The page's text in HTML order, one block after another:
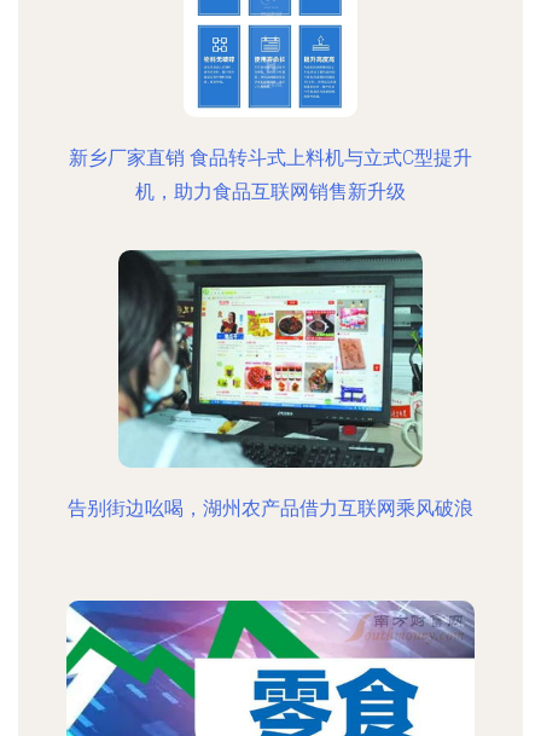
新乡厂家直销 食品转斗式上料机与立式C型提升
机，助力食品互联网销售新升级
告别街边吆喝，湖州农产品借力互联网乘风破浪